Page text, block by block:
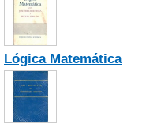
Lógica Matemática